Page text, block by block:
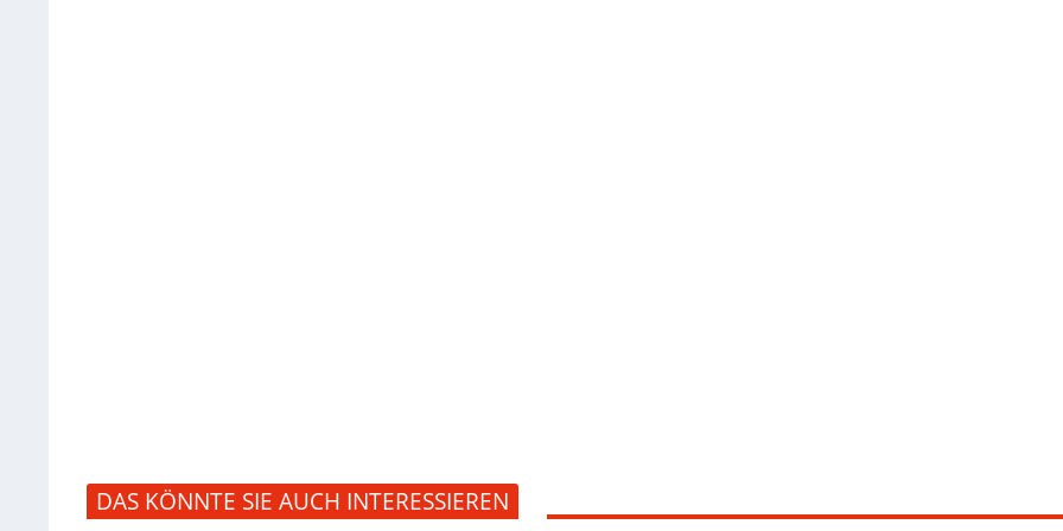
b
DAS KÖNNTE SIE AUCH INTERESSIEREN